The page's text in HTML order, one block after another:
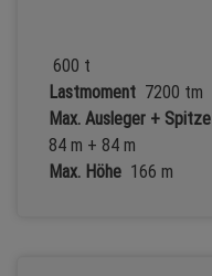
600 t
Lastmoment 7200 tm
Max. Ausleger + Spitze
84 m + 84 m
Max. Höhe 166 m